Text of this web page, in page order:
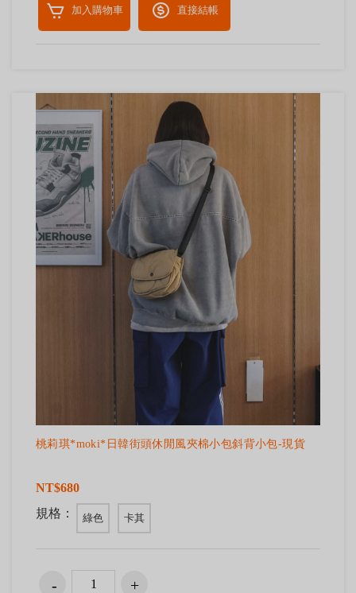
加入購物車 直接結帳
桃莉琪*moki*日韓街頭休閒風夾棉小包斜背小包-現貨
NT$680
規格：
綠色 卡其